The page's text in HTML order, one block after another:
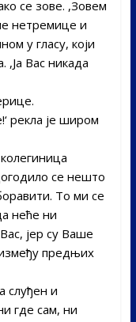
се зове. ,Зовем
нетремице и
у гласу, који
Вас никада
рекла је широм
се нешто
То ми се
неће ни
јер су Ваше
предњих
слуђен и
где сам, ни